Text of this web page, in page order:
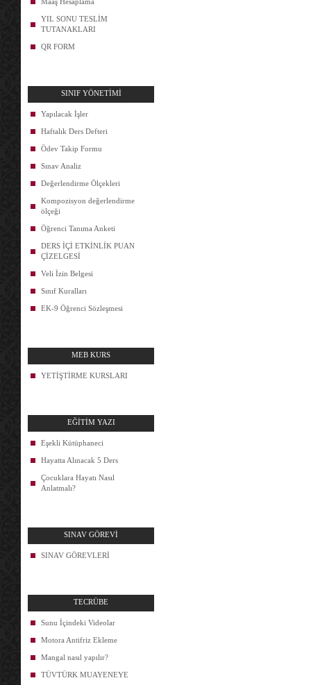
YIL SONU TESLİM
TUTANAKLARI
QR FORM
SINIF YÖNETİMİ
Yapılacak İşler
Haftalık Ders Defteri
Ödev Takip Formu
Sınav Analiz
Değerlendirme Ölçekleri
Kompozisyon değerlendirme
ölçeği
Öğrenci Tanıma Anketi
DERS İÇİ ETKİNLİK PUAN
ÇİZELGESİ
Veli İzin Belgesi
Sınıf Kuralları
EK-9 Öğrenci Sözleşmesi
MEB KURS
YETİŞTİRME KURSLARI
EĞİTİM YAZI
Eşekli Kütüphaneci
Hayatta Alınacak 5 Ders
Çocuklara Hayatı Nasıl
Anlatmalı?
SINAV GÖREVİ
SINAV GÖREVLERİ
TECRÜBE
Sunu İçindeki Videolar
Motora Antifriz Ekleme
Mangal nasıl yapılır?
TÜVTÜRK MUAYENEYE